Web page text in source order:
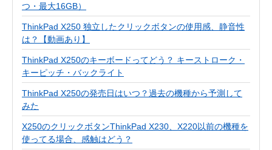
つ・最大16GB）
ThinkPad X250 独立したクリックボタンの使用感、静音性
は？【動画あり】
ThinkPad X250のキーボードってどう？ キーストローク・
キーピッチ・バックライト
ThinkPad X250の発売日はいつ？過去の機種から予測して
みた
X250のクリックボタンThinkPad X230、X220以前の機種を
使ってる場合、感触はどう？